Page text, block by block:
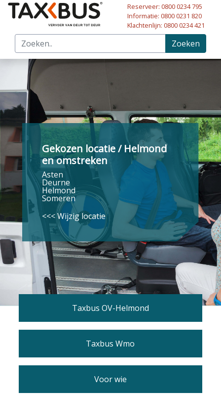
Naar hoofdinhoud
Reserveer: 0800 0234 795
Informatie: 0800 0231 820
Klachtenlijn: 0800 0234 421
Zoeken
Gekozen locatie / Helmond
en omstreken
Asten
Deurne
Helmond
Someren
<<< Wijzig locatie
Taxbus OV-Helmond
Taxbus Wmo
Voor wie